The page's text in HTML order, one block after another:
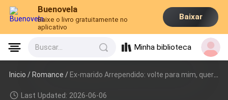
Buenovela
Baixe o livro gratuitamente no
aplicativo
Baixar
Buscar... Minha biblioteca
Inicio /Romance / Ex-marido Arrependido: volte para mim, querida
Last Updated: 2026-06-06